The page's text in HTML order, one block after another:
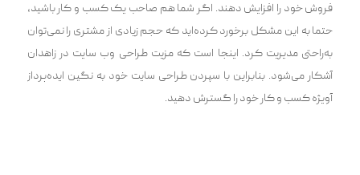
فروش خود را افزایش دهند. اگر شما هم صاحب یک کسب‌ و کار باشید،
حتما به این مشکل برخورد کرده‌اید که حجم زیادی از مشتری را نمی‌توان
به‌راحتی مدیریت کرد. اینجا است که مزیت طراحی وب سایت در زاهدان
آشکار می‌شود. بنابراین با سپردن طراحی سایت خود به نگین ایده‌پرداز
آویژه کسب و کار خود را گسترش دهید.